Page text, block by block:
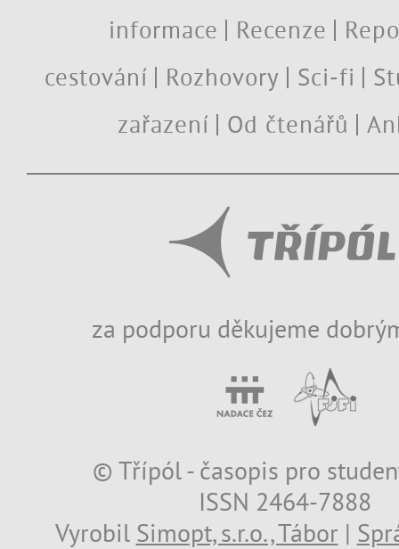
informace
Recenze
cestování
Rozhovory Sci-fi
zařazení
Od čtenářů
za podporu děkujeme
© Třípól - časopis pro
ISSN 2464-7888
Vyrobil Simopt, s.r.o., Tábor |